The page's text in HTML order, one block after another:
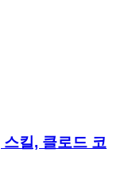
킬, 클로드 코